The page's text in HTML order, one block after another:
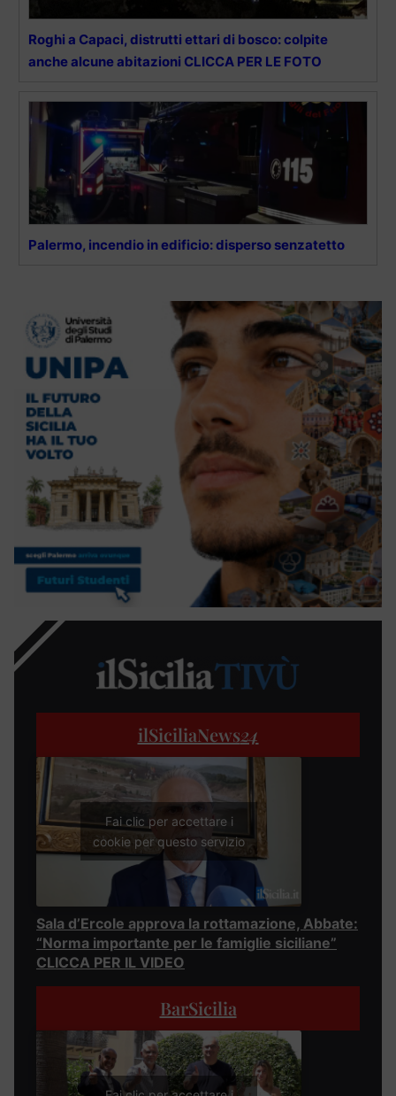
Roghi a Capaci, distrutti ettari di bosco: colpite
anche alcune abitazioni CLICCA PER LE FOTO
Palermo, incendio in edificio: disperso senzatetto
ilSiciliaNews24
Fai clic per accettare i
cookie per questo servizio
Sala d’Ercole approva la rottamazione, Abbate:
“Norma importante per le famiglie siciliane”
CLICCA PER IL VIDEO
BarSicilia